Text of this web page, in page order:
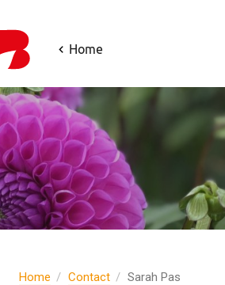
Home
Home Contact Sarah Pas